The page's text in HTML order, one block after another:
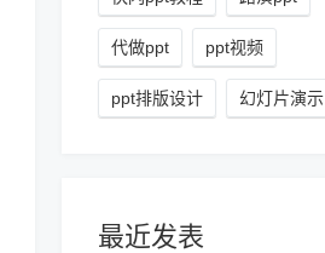
代做ppt ppt视频
ppt排版设计 幻灯片演示
最近发表